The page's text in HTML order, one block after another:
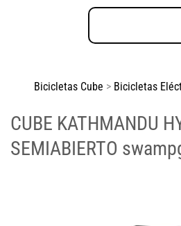
Bicicletas Cube > Bicicletas
CUBE KATHMANDU
SEMIABIERTO